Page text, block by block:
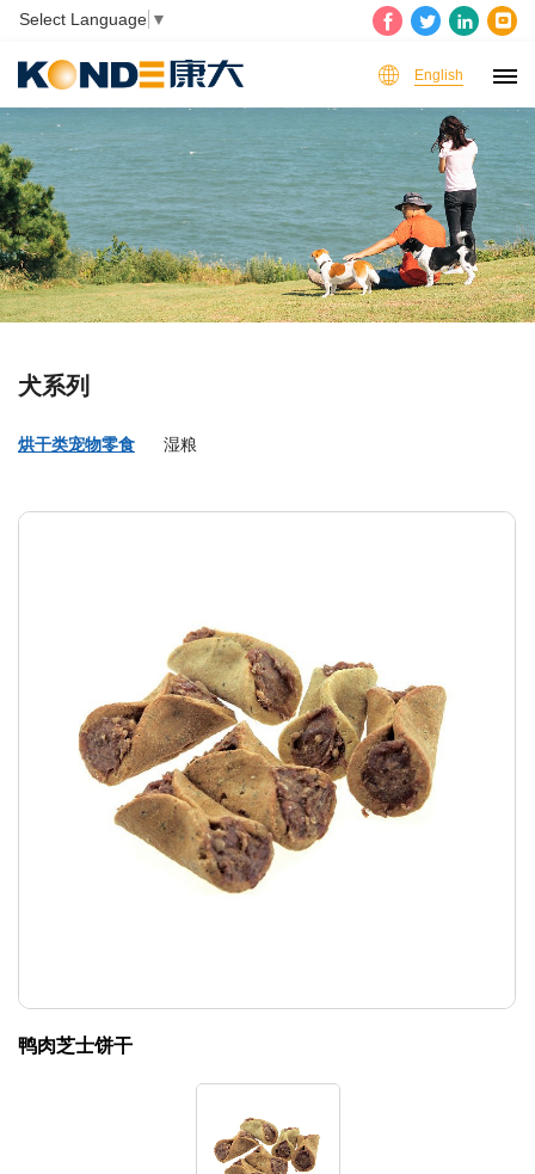
Select Language ▼
English
犬系列
烘干类宠物零食 湿粮
鸭肉芝士饼干